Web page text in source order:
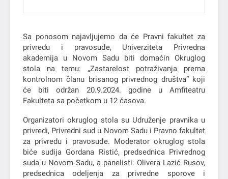
Sa ponosom najavljujemo da će Pravni fakultet za
privredu i pravosuđe, Univerziteta Privredna
akademija u Novom Sadu biti domaćin Okruglog
stola na temu: „Zastarelost potraživanja prema
kontrolnom članu brisanog privrednog društva“ koji
će biti održan 20.9.2024. godine u Amfiteatru
Fakulteta sa početkom u 12 časova.
Organizatori okruglog stola su Udruženje pravnika u
privredi, Privredni sud u Novom Sadu i Pravno fakultet
za privredu i pravosuđe. Moderator okruglog stola
biće sudija Gordana Ristić, predsednica Privrednog
suda u Novom Sadu, a panelisti: Olivera Lazić Rusov,
predsednica odeljenja za privredne sporove i